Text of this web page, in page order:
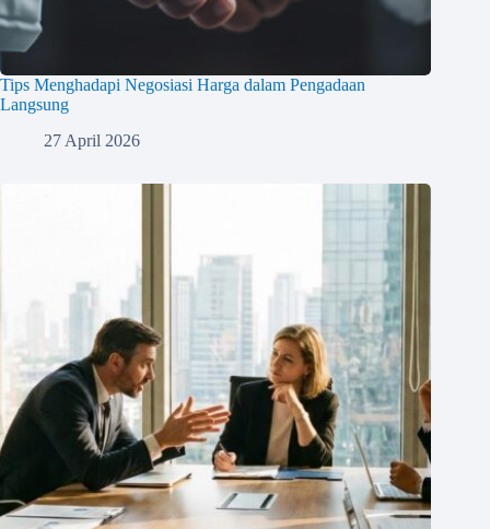
Tips Menghadapi Negosiasi Harga dalam Pengadaan
Langsung
27 April 2026